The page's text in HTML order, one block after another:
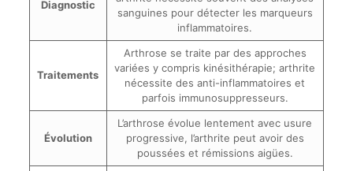
Diagnostic
sanguines pour détecter les marqueurs
inflammatoires.
Traitements
Arthrose se traite par des approches
variées y compris kinésithérapie; arthrite
nécessite des anti-inflammatoires et
parfois immunosuppresseurs.
Évolution
L’arthrose évolue lentement avec usure
progressive, l’arthrite peut avoir des
poussées et rémissions aigües.